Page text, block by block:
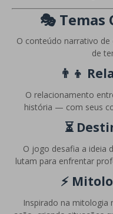
🎭 Temas
O conteúdo narrativo de
de
👨‍👦
O relacionamento
história — com seus
⏳
O jogo desafia a ideia
lutam para enfrentar
⚡
Inspirado na mitologia